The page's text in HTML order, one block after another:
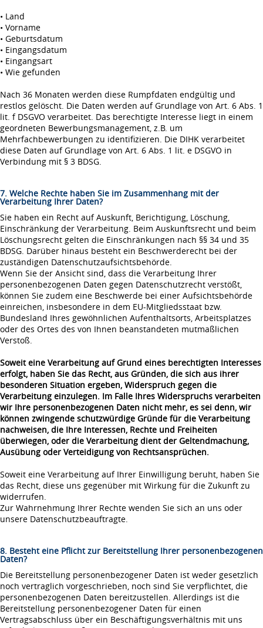
• Land
• Vorname
• Geburtsdatum
• Eingangsdatum
• Eingangsart
• Wie gefunden
Nach 36 Monaten werden diese Rumpfdaten endgültig und
restlos gelöscht. Die Daten werden auf Grundlage von Art. 6 Abs. 1
lit. f DSGVO verarbeitet. Das berechtigte Interesse liegt in einem
geordneten Bewerbungsmanagement, z.B. um
Mehrfachbewerbungen zu identifizieren. Die DIHK verarbeitet
diese Daten auf Grundlage von Art. 6 Abs. 1 lit. e DSGVO in
Verbindung mit § 3 BDSG.
7. Welche Rechte haben Sie im Zusammenhang mit der
Verarbeitung Ihrer Daten?
Sie haben ein Recht auf Auskunft, Berichtigung, Löschung,
Einschränkung der Verarbeitung. Beim Auskunftsrecht und beim
Löschungsrecht gelten die Einschränkungen nach §§ 34 und 35
BDSG. Darüber hinaus besteht ein Beschwerderecht bei der
zuständigen Datenschutzaufsichtsbehörde.
Wenn Sie der Ansicht sind, dass die Verarbeitung Ihrer
personenbezogenen Daten gegen Datenschutzrecht verstößt,
können Sie zudem eine Beschwerde bei einer Aufsichtsbehörde
einreichen, insbesondere in dem EU-Mitgliedsstaat bzw.
Bundesland Ihres gewöhnlichen Aufenthaltsorts, Arbeitsplatzes
oder des Ortes des von Ihnen beanstandeten mutmaßlichen
Verstoß.
Soweit eine Verarbeitung auf Grund eines berechtigten Interesses
erfolgt, haben Sie das Recht, aus Gründen, die sich aus ihrer
besonderen Situation ergeben, Widerspruch gegen die
Verarbeitung einzulegen. Im Falle Ihres Widerspruchs verarbeiten
wir Ihre personenbezogenen Daten nicht mehr, es sei denn, wir
können zwingende schutzwürdige Gründe für die Verarbeitung
nachweisen, die Ihre Interessen, Rechte und Freiheiten
überwiegen, oder die Verarbeitung dient der Geltendmachung,
Ausübung oder Verteidigung von Rechtsansprüchen.
Soweit eine Verarbeitung auf Ihrer Einwilligung beruht, haben Sie
das Recht, diese uns gegenüber mit Wirkung für die Zukunft zu
widerrufen.
Zur Wahrnehmung Ihrer Rechte wenden Sie sich an uns oder
unsere Datenschutzbeauftragte.
8. Besteht eine Pflicht zur Bereitstellung Ihrer personenbezogenen
Daten?
Die Bereitstellung personenbezogener Daten ist weder gesetzlich
noch vertraglich vorgeschrieben, noch sind Sie verpflichtet, die
personenbezogenen Daten bereitzustellen. Allerdings ist die
Bereitstellung personenbezogener Daten für einen
Vertragsabschluss über ein Beschäftigungsverhältnis mit uns